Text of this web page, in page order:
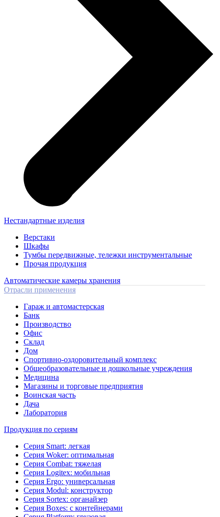
Нестандартные изделия
Верстаки
Шкафы
Тумбы передвижные, тележки инструментальные
Прочая продукция
Автоматические камеры хранения
Отрасли применения
Гараж и автомастерская
Банк
Производство
Офис
Склад
Дом
Спортивно-оздоровительный комплекс
Общеобразовательные и дошкольные учреждения
Медицина
Магазины и торговые предприятия
Воинская часть
Дача
Лаборатория
Продукция по сериям
Серия Smart: легкая
Серия Woker: оптимальная
Серия Combat: тяжелая
Серия Logitex: мобильная
Серия Ergo: универсальная
Серия Modul: конструктор
Серия Sortex: органайзер
Серия Boxes: с контейнерами